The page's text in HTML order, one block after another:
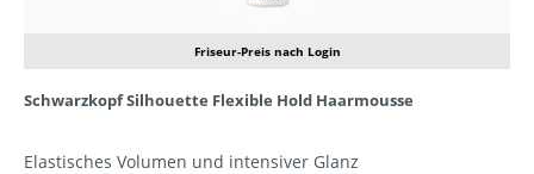
Friseur-Preis nach Login
Schwarzkopf Silhouette Flexible Hold Haarmousse
Elastisches Volumen und intensiver Glanz